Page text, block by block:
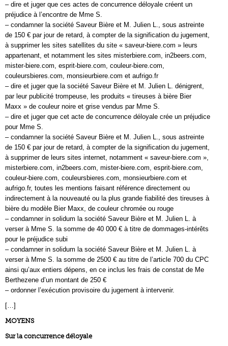
– dire et juger que ces actes de concurrence déloyale créent un
préjudice à l’encontre de Mme S.
– condamner la société Saveur Bière et M. Julien L., sous astreinte
de 150 € par jour de retard, à compter de la signification du jugement,
à supprimer les sites satellites du site « saveur-biere.com » leurs
appartenant, et notamment les sites misterbiere.com, in2beers.com,
mister-biere.com, esprit-biere.com, couleur-biere.com,
couleursbieres.com, monsieurbiere.com et aufrigo.fr
– dire et juger que la société Saveur Bière et M. Julien L. dénigrent,
par leur publicité trompeuse, les produits « tireuses à bière Bier
Maxx » de couleur noire et grise vendus par Mme S.
– dire et juger que cet acte de concurrence déloyale crée un préjudice
pour Mme S.
– condamner la société Saveur Bière et M. Julien L., sous astreinte
de 150 € par jour de retard, à compter de la signification du jugement,
à supprimer de leurs sites internet, notamment « saveur-biere.com »,
misterbiere.com, in2beers.com, mister-biere.com, esprit-biere.com,
couleur-biere.com, couleursbieres.com, monsieurbiere.com et
aufrigo.fr, toutes les mentions faisant référence directement ou
indirectement à la nouveauté ou la plus grande fiabilité des tireuses à
bière du modèle Bier Maxx, de couleur chromée ou rouge
– condamner in solidum la société Saveur Bière et M. Julien L. à
verser à Mme S. la somme de 40 000 € à titre de dommages-intérêts
pour le préjudice subi
– condamner in solidum la société Saveur Bière et M. Julien L. à
verser à Mme S. la somme de 2500 € au titre de l’article 700 du CPC
ainsi qu’aux entiers dépens, en ce inclus les frais de constat de Me
Berthezene d’un montant de 250 €
– ordonner l’exécution provisoire du jugement à intervenir.
[…]
MOYENS
Sur la concurrence déloyale